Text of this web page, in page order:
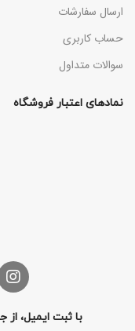
ارسال سفارشات
حساب کاربری
سوالات متداول
نمادهای اعتبار فروشگاه
با ثبت ایمیل،